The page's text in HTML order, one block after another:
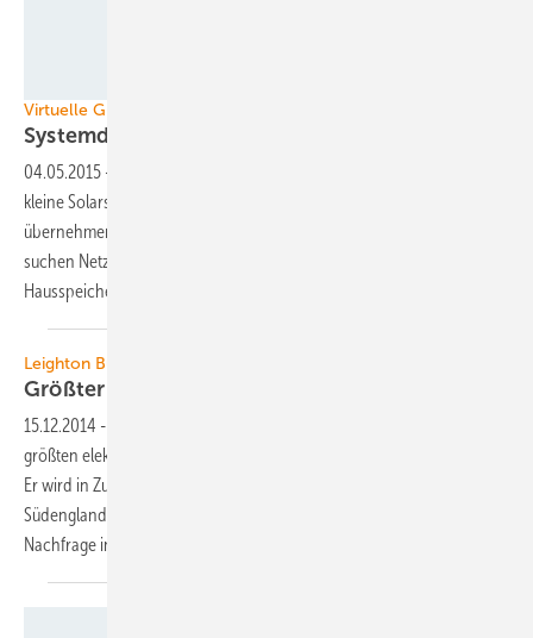
Virtuelle Großspeicher
Systemdienstleistungen aus der
04.05.2015 -
kleine Solarstromspeicher riesige Dienste für das Stromnetz
übernehmen. Zusammen mit Herstellern und Forschungsinstituten
suchen Netzbetreiber nach technischen Lösungen, wie kleine
Hausspeicher Systemdienstleistungen bereitstellen
Leighton Buzzard
Größter Stromspeicher Europas geht ans
15.12.2014 -
größten elektrochemischen Speicher Europas in Betrieb genommen.
Er wird in Zukunft vor allem Regelleistung liefern, um das Netz in
Südengland stabil zu halten. Zudem wird er das Stromangebot und die
Nachfrage in Übereinstimmung